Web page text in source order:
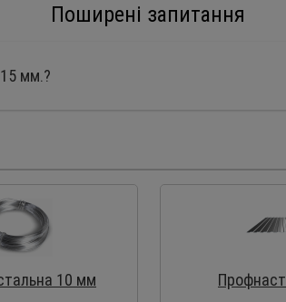
Поширені запитання
мм.?
10 мм